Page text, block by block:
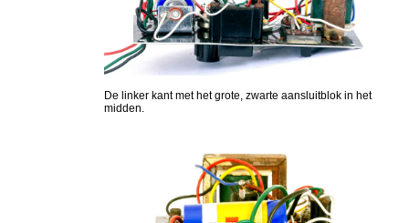
De linker kant met het grote, zwarte aansluitblok in het
midden.